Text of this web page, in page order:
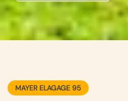
MAYER ELAGAGE 95